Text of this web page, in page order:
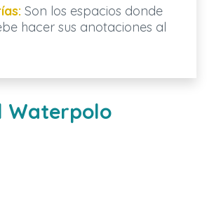
Son los espacios donde
hacer sus anotaciones al
Waterpolo